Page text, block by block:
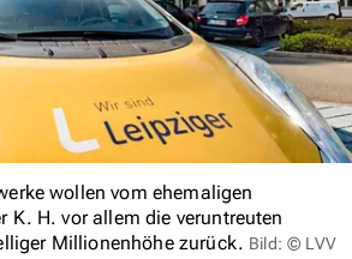
wollen vom ehemaligen
K. H. vor allem die veruntreuten
Millionenhöhe zurück. Bild: © LVV